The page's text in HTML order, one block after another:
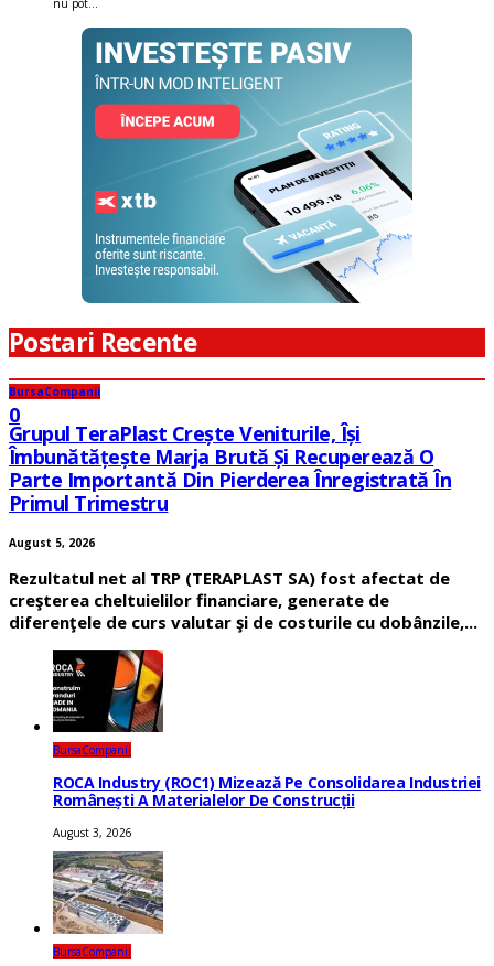
Postari Recente
BursaCompanii
0
Grupul TeraPlast Crește Veniturile, Își
Îmbunătățește Marja Brută Și Recuperează O
Parte Importantă Din Pierderea Înregistrată În
Primul Trimestru
August 5, 2026
Rezultatul net al TRP (TERAPLAST SA) fost afectat de
creşterea cheltuielilor financiare, generate de
diferenţele de curs valutar şi de costurile cu dobânzile,...
BursaCompanii
ROCA Industry (ROC1) Mizează Pe Consolidarea Industriei
Românești A Materialelor De Construcții
August 3, 2026
BursaCompanii